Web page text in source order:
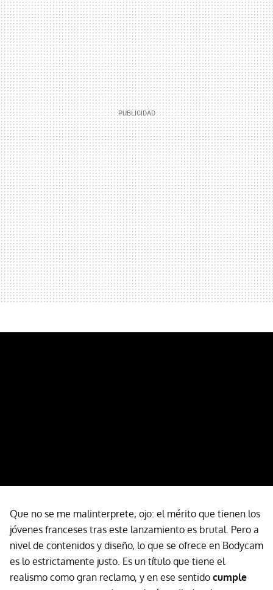
Que no se me malinterprete, ojo: el mérito que tienen los
jóvenes franceses tras este lanzamiento es brutal. Pero a
nivel de contenidos y diseño, lo que se ofrece en Bodycam
es lo estrictamente justo. Es un título que tiene el
realismo como gran reclamo, y en ese sentido cumple